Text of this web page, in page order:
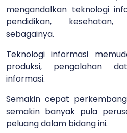
mengandalkan teknologi
pendidikan,
sebagainya.
Teknologi informasi
produksi, pengolahan
informasi.
Semakin cepat
semakin banyak pula
peluang dalam bidang ini.